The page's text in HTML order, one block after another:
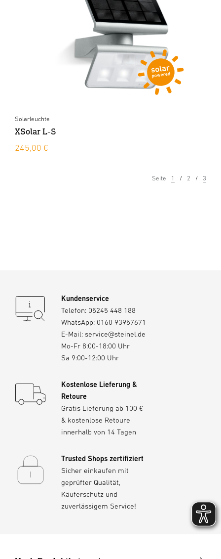
Solarleuchte
XSolar L-S
245,00 €
Seite 1 2 3
Kundenservice
Telefon: 05245 448 188
WhatsApp: 0160 93957671
E-Mail: service@steinel.de
Mo-Fr 8:00-18:00 Uhr
Sa 9:00-12:00 Uhr
Kostenlose Lieferung &
Retoure
Gratis Lieferung ab 100 €
& kostenlose Retoure
innerhalb von 14 Tagen
Trusted Shops zertifiziert
Sicher einkaufen mit
geprüfter Qualität,
Käuferschutz und
zuverlässigem Service!